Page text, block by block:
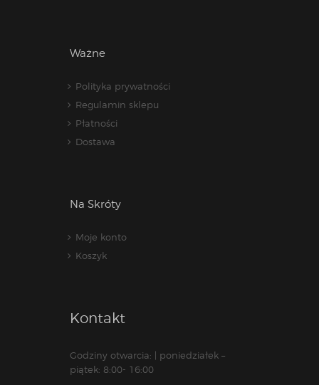
Ważne
Polityka prywatności
Regulamin sklepu
Płatności
Dostawa
Na Skróty
Moje konto
Koszyk
Kontakt
Godziny otwarcia: | poniedziałek –
piątek: 8:00- 16:00